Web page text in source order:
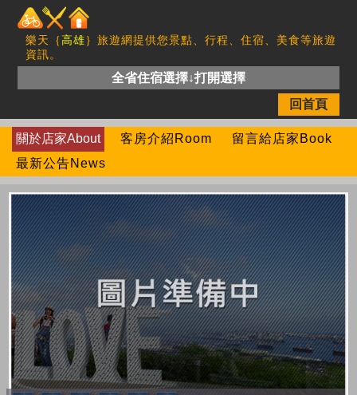
樂天｛高雄｝旅遊網提供您景點、行程、住宿、美食等旅遊
資訊。
全省住宿選擇↓打開選擇
回首頁
關於店家About 客房介紹Room
留言給店家Book
最新公告News